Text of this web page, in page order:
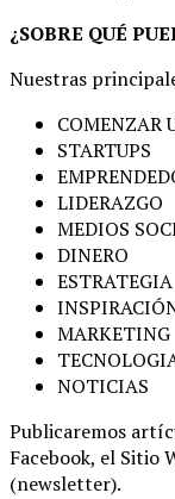
¿SOBRE QUÉ
Nuestras
COMENZAR
STARTUPS
LIDERAZGO
MEDIOS
DINERO
ESTRATEGIA
MARKETING
NOTICIAS
Publicaremos
Facebook, el Sitio
(newsletter).